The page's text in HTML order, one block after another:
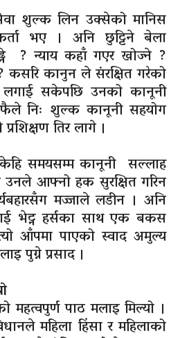
शुल्क लिन उक्सेको मानिस
भए । अनि छुट्टिने बेला
? न्याय कहाँ गएर खोज्ने ?
कसरि कानुन ले संरक्षित गरेको
सकेपछि उनको कानूनी
निः शुल्क कानूनी सहयोग
तिर लागे ।
समयसम्म कानूनी सल्लाह
उनले आफ्नो हक सुरक्षित गरिन
मज्जाले लडीन । अनि
भेट्न हर्सका साथ एक बकस
आँपमा पाएको स्वाद अमुल्य
पुग्ने प्रसाद ।
पाठ मलाइ मिल्यो ।
महिला हिंसा र महिलाको